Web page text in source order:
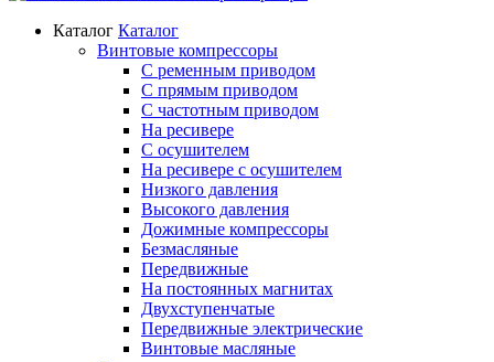
Каталог Каталог
Винтовые компрессоры
С ременным приводом
С прямым приводом
С частотным приводом
На ресивере
С осушителем
На ресивере с осушителем
Низкого давления
Высокого давления
Дожимные компрессоры
Безмасляные
Передвижные
На постоянных магнитах
Двухступенчатые
Передвижные электрические
Винтовые масляные